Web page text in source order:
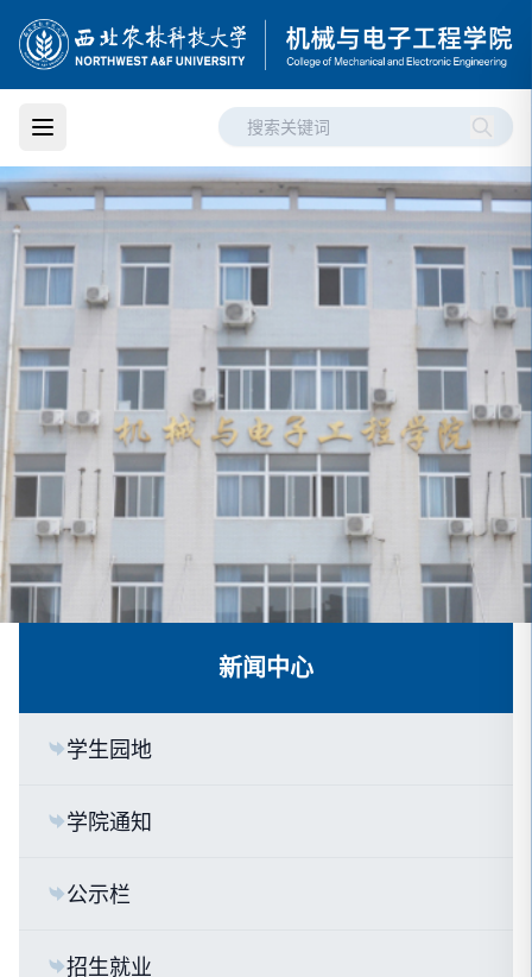
新闻中心
学生园地
学院通知
公示栏
招生就业